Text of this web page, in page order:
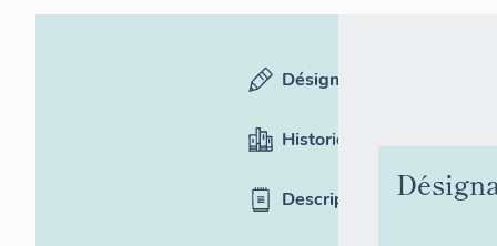
Désignation
Historique
Description